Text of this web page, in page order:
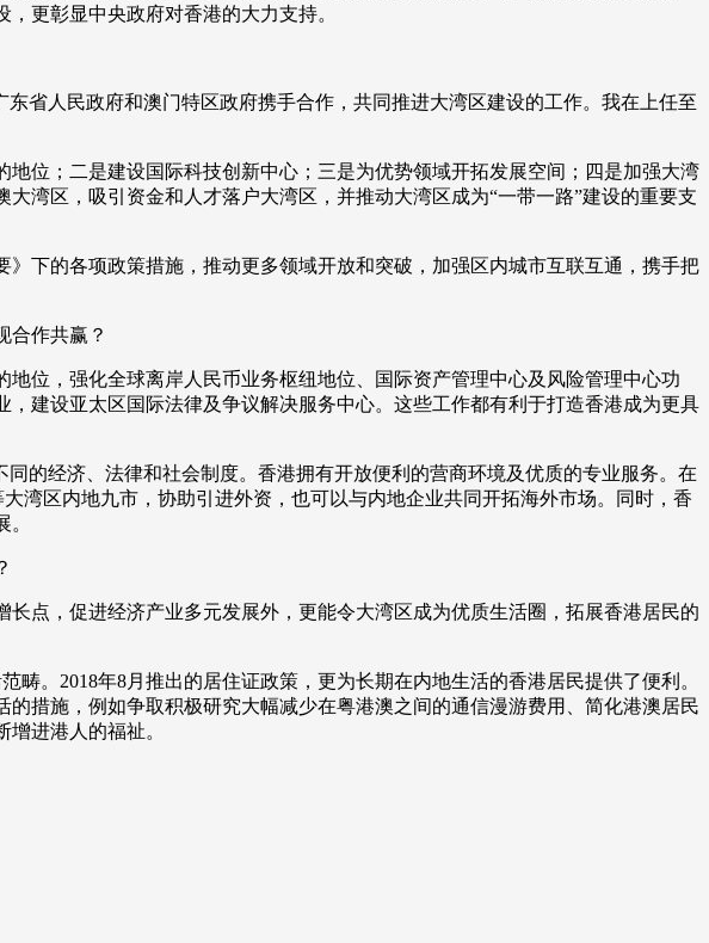
更彰显中央政府对香港的大力支持。
人民政府和澳门特区政府携手合作，共同推进大湾区建设的工作。我在上任至
；二是建设国际科技创新中心；三是为优势领域开拓发展空间；四是加强大湾
湾区，吸引资金和人才落户大湾区，并推动大湾区成为“一带一路”建设的重要支
的各项政策措施，推动更多领域开放和突破，加强区内城市互联互通，携手把
作共赢？
，强化全球离岸人民币业务枢纽地位、国际资产管理中心及风险管理中心功
建设亚太区国际法律及争议解决服务中心。这些工作都有利于打造香港成为更具
经济、法律和社会制度。香港拥有开放便利的营商环境及优质的专业服务。在
湾区内地九市，协助引进外资，也可以与内地企业共同开拓海外市场。同时，香
，促进经济产业多元发展外，更能令大湾区成为优质生活圈，拓展香港居民的
2018年8月推出的居住证政策，更为长期在内地生活的香港居民提供了便利。
措施，例如争取积极研究大幅减少在粤港澳之间的通信漫游费用、简化港澳居民
进港人的福祉。